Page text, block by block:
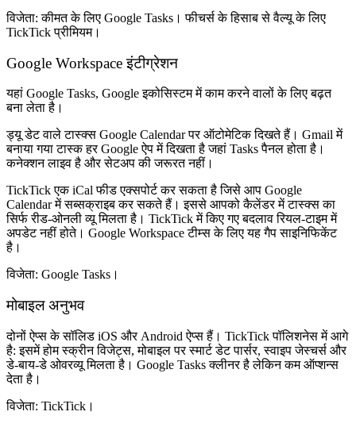
विजेता: कीमत के लिए Google Tasks। फीचर्स के हिसाब से वैल्यू के लिए
TickTick प्रीमियम।
Google Workspace इंटीग्रेशन
यहां Google Tasks, Google इकोसिस्टम में काम करने वालों के लिए बढ़त
बना लेता है।
ड्यू डेट वाले टास्क्स Google Calendar पर ऑटोमेटिक दिखते हैं। Gmail में
बनाया गया टास्क हर Google ऐप में दिखता है जहां Tasks पैनल होता है।
कनेक्शन लाइव है और सेटअप की जरूरत नहीं।
TickTick एक iCal फीड एक्सपोर्ट कर सकता है जिसे आप Google
Calendar में सब्सक्राइब कर सकते हैं। इससे आपको कैलेंडर में टास्क्स का
सिर्फ रीड-ओनली व्यू मिलता है। TickTick में किए गए बदलाव रियल-टाइम में
अपडेट नहीं होते। Google Workspace टीम्स के लिए यह गैप साइनिफिकेंट
है।
विजेता: Google Tasks।
मोबाइल अनुभव
दोनों ऐप्स के सॉलिड iOS और Android ऐप्स हैं। TickTick पॉलिशनेस में आगे
है: इसमें होम स्क्रीन विजेट्स, मोबाइल पर स्मार्ट डेट पार्सर, स्वाइप जेस्चर्स और
डे-बाय-डे ओवरव्यू मिलता है। Google Tasks क्लीनर है लेकिन कम ऑप्शन्स
देता है।
विजेता: TickTick।